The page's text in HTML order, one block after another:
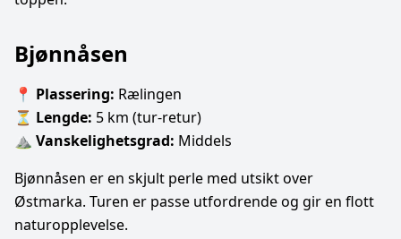
Bjønnåsen
📍 Plassering: Rælingen
⏳ Lengde: 5 km (tur-retur)
⛰ Vanskelighetsgrad: Middels
Bjønnåsen er en skjult perle med utsikt over
Østmarka. Turen er passe utfordrende og gir en flott
naturopplevelse.